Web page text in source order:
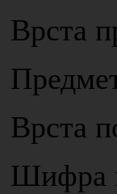
Врста
Врста
Шифра